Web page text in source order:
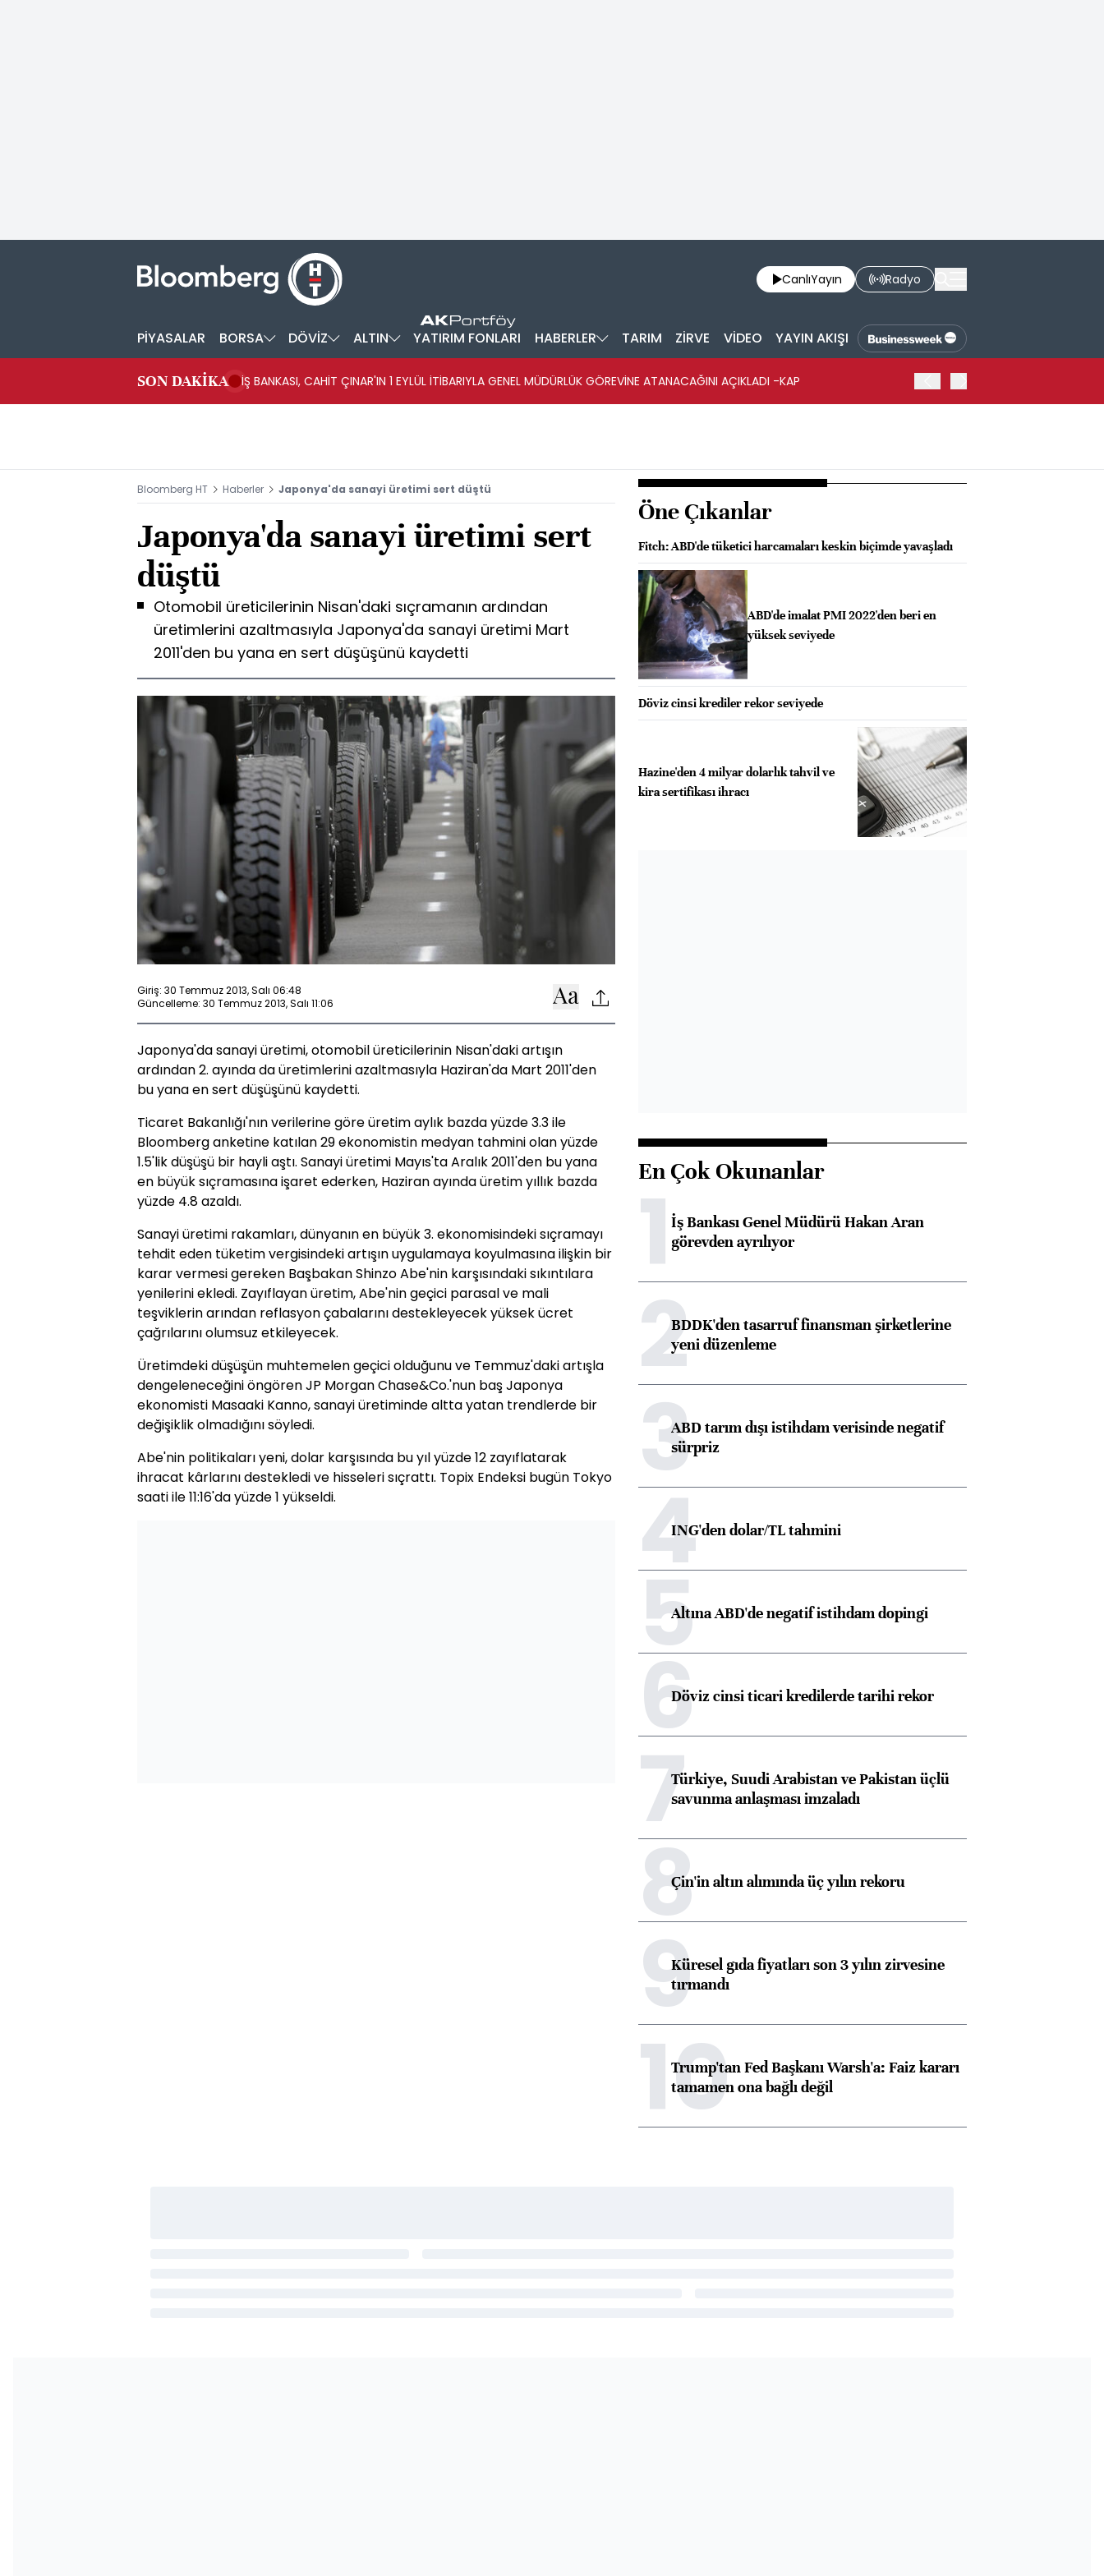
CanlıYayın Radyo
PİYASALAR BORSA DÖVİZ ALTIN YATIRIM FONLARI HABERLER TARIM ZİRVE VİDEO YAYIN AKIŞI
SON DAKİKA İŞ BANKASI, CAHİT ÇINAR'IN 1 EYLÜL İTİBARIYLA GENEL MÜDÜRLÜK GÖREVİNE ATANACAĞINI AÇIKLADI -KAP
Bloomberg HT Haberler Japonya'da sanayi üretimi sert düştü
Japonya'da sanayi üretimi sert
düştü
Otomobil üreticilerinin Nisan'daki sıçramanın ardından
üretimlerini azaltmasıyla Japonya'da sanayi üretimi Mart
2011'den bu yana en sert düşüşünü kaydetti
Giriş: 30 Temmuz 2013, Salı 06:48
Güncelleme: 30 Temmuz 2013, Salı 11:06
Japonya'da sanayi üretimi, otomobil üreticilerinin Nisan'daki artışın
ardından 2. ayında da üretimlerini azaltmasıyla Haziran'da Mart 2011'den
bu yana en sert düşüşünü kaydetti.
Ticaret Bakanlığı'nın verilerine göre üretim aylık bazda yüzde 3.3 ile
Bloomberg anketine katılan 29 ekonomistin medyan tahmini olan yüzde
1.5'lik düşüşü bir hayli aştı. Sanayi üretimi Mayıs'ta Aralık 2011'den bu yana
en büyük sıçramasına işaret ederken, Haziran ayında üretim yıllık bazda
yüzde 4.8 azaldı.
Sanayi üretimi rakamları, dünyanın en büyük 3. ekonomisindeki sıçramayı
tehdit eden tüketim vergisindeki artışın uygulamaya koyulmasına ilişkin bir
karar vermesi gereken Başbakan Shinzo Abe'nin karşısındaki sıkıntılara
yenilerini ekledi. Zayıflayan üretim, Abe'nin geçici parasal ve mali
teşviklerin arından reflasyon çabalarını destekleyecek yüksek ücret
çağrılarını olumsuz etkileyecek.
Üretimdeki düşüşün muhtemelen geçici olduğunu ve Temmuz'daki artışla
dengeleneceğini öngören JP Morgan Chase&Co.'nun baş Japonya
ekonomisti Masaaki Kanno, sanayi üretiminde altta yatan trendlerde bir
değişiklik olmadığını söyledi.
Abe'nin politikaları yeni, dolar karşısında bu yıl yüzde 12 zayıflatarak
ihracat kârlarını destekledi ve hisseleri sıçrattı. Topix Endeksi bugün Tokyo
saati ile 11:16'da yüzde 1 yükseldi.
Öne Çıkanlar
Fitch: ABD'de tüketici harcamaları keskin biçimde yavaşladı
ABD'de imalat PMI 2022'den beri en
yüksek seviyede
Döviz cinsi krediler rekor seviyede
Hazine'den 4 milyar dolarlık tahvil ve
kira sertifikası ihracı
En Çok Okunanlar
1İş Bankası Genel Müdürü Hakan Aran
görevden ayrılıyor
2BDDK'den tasarruf finansman şirketlerine
yeni düzenleme
3ABD tarım dışı istihdam verisinde negatif
sürpriz
4ING'den dolar/TL tahmini
5Altına ABD'de negatif istihdam dopingi
6Döviz cinsi ticari kredilerde tarihi rekor
7Türkiye, Suudi Arabistan ve Pakistan üçlü
savunma anlaşması imzaladı
8Çin'in altın alımında üç yılın rekoru
9Küresel gıda fiyatları son 3 yılın zirvesine
tırmandı
10
Trump'tan Fed Başkanı Warsh'a: Faiz kararı
tamamen ona bağlı değil